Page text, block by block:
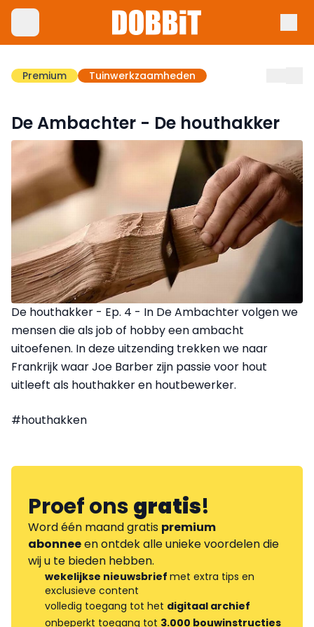
Premium Tuinwerkzaamheden
De Ambachter - De houthakker
De houthakker - Ep. 4 - In De Ambachter volgen we
mensen die als job of hobby een ambacht
uitoefenen. In deze uitzending trekken we naar
Frankrijk waar Joe Barber zijn passie voor hout
uitleeft als houthakker en houtbewerker.
#houthakken
Proef onsgratis!
Word één maand gratis premium
abonneeen ontdek alle unieke voordelen die
wij u te bieden hebben.
wekelijkse nieuwsbrief met extra tips en
exclusieve content
volledig toegang tot het digitaal archief
onbeperkt toegang tot 3.000 bouwinstructies